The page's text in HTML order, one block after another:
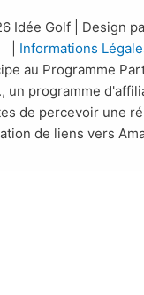
Idée Golf | Design
Informations
au Programme
un programme
de percevoir une
de liens vers